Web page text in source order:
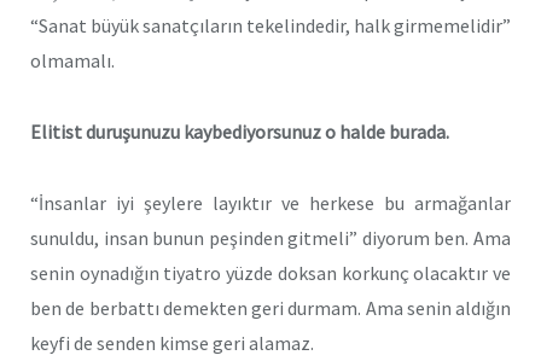
“Sanat büyük sanatçıların tekelindedir, halk girmemelidir”
olmamalı.
Elitist duruşunuzu kaybediyorsunuz o halde burada.
“İnsanlar iyi şeylere layıktır ve herkese bu armağanlar
sunuldu, insan bunun peşinden gitmeli” diyorum ben. Ama
senin oynadığın tiyatro yüzde doksan korkunç olacaktır ve
ben de berbattı demekten geri durmam. Ama senin aldığın
keyfi de senden kimse geri alamaz.